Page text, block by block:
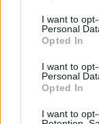
I want to
Personal
Opted In
I want to
Personal
Opted In
I want to
capitalsimo
Di fatto, nel
comportano